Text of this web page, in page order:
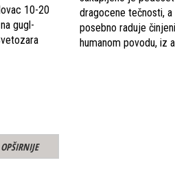
10-20
gugl-
OPŠIRNIJE
dragocene tečnosti,
posebno raduje
humanom povodu, iz